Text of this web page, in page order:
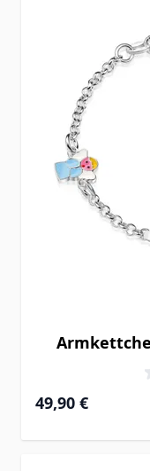
49,90 €